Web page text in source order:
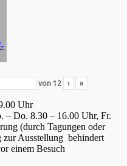
von 12 › »
Uhr
– Do. 8.30 – 16.00 Uhr, Fr.
(durch Tagungen oder
zur Ausstellung behindert
einem Besuch